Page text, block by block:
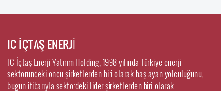
IC İÇTAŞ ENERJİ
IC İçtaş Enerji Yatırım Holding, 1998 yılında Türkiye enerji
sektöründeki öncü şirketlerden biri olarak başlayan yolculuğunu,
bugün itibarıyla sektördeki lider şirketlerden biri olarak